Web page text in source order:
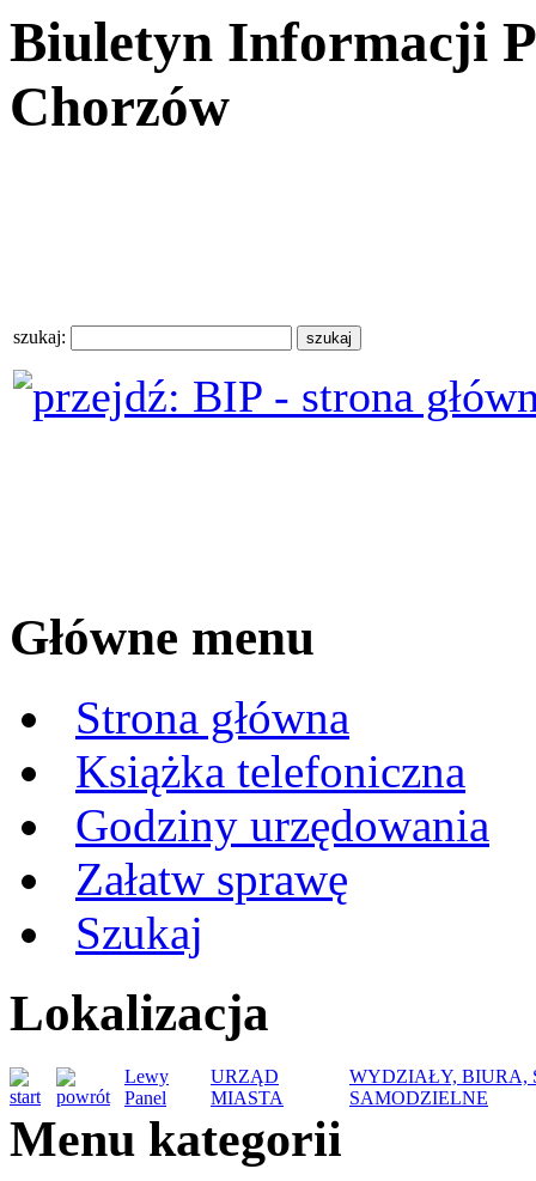
Biuletyn Informacji
Chorzów
szukaj:
Główne menu
Strona główna
Książka telefoniczna
Godziny urzędowania
Załatw sprawę
Szukaj
Lokalizacja
Lewy
Panel
URZĄD
MIASTA
WYDZIAŁY, BIURA,
SAMODZIELNE
Menu kategorii